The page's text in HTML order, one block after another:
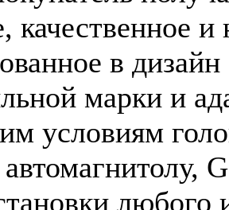
качественное и
в дизайн
марки и
условиям
любого